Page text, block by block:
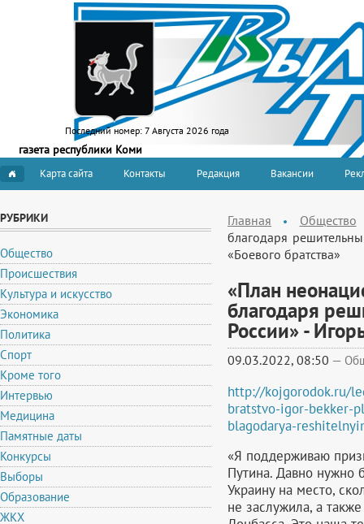
Последний номер: 7 Августа 2026 года
газета республики Коми
Карта сайта Контакты Редакция Вакансии
РУБРИКИ
Общество
Происшествия
Культура и искусство
Экономика
Политика
Спорт
Кроме того
Интервью
Медицина
Памятные даты
Конкурсы
Выборы
Образование
ЖКХ
Главная
Общество
благодаря
«Боевого братства»
«План
благодаря
России» -
09.03.2022, 08:50 —
http://kojgorodok.ru/
bratstvo-igor-bekker-
blagodarya-
«Я поддерживаю
Путина. Давно нужно
Украину на место,
не заслужила, а